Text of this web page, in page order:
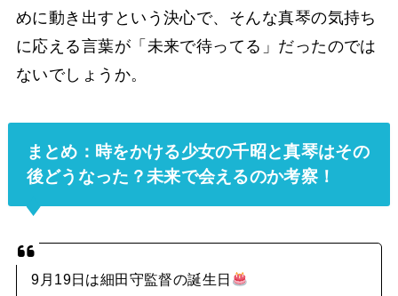
めに動き出すという決心で、そんな真琴の気持ち
に応える言葉が「未来で待ってる」だったのでは
ないでしょうか。
まとめ：時をかける少女の千昭と真琴はその
後どうなった？未来で会えるのか考察！
9月19日は細田守監督の誕生日